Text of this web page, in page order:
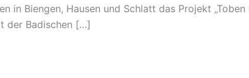
in Biengen, Hausen und Schlatt das Projekt
der Badischen […]